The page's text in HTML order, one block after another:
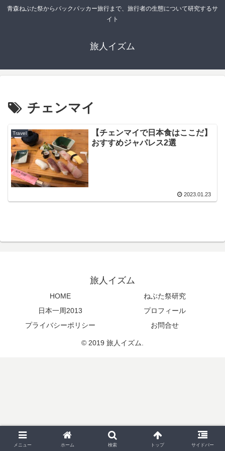
青森ねぶた祭からバックパッカー旅行まで、旅行者の生態について研究するサ
イト
旅人イズム
チェンマイ
Travel
【チェンマイで日本食はここだ】
おすすめジャパレス2選
2023.01.23
旅人イズム
HOME
ねぶた祭研究
日本一周2013
プロフィール
プライバシーポリシー
お問合せ
© 2019 旅人イズム.
メニュー ホーム 検索 トップ サイドバー